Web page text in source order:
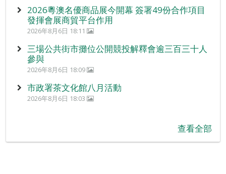
2026粵澳名優商品展今開幕 簽署49份合作項目
發揮會展商貿平台作用
2026年8月6日 18:11
三場公共街市攤位公開競投解釋會逾三百三十人
參與
2026年8月6日 18:09
市政署茶文化館八月活動
2026年8月6日 18:03
查看全部